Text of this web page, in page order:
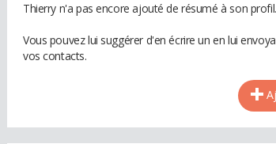
Thierry n'a pas encore ajouté de résumé à son profil.
Vous pouvez lui suggérer d'en écrire un en lui
vos contacts.